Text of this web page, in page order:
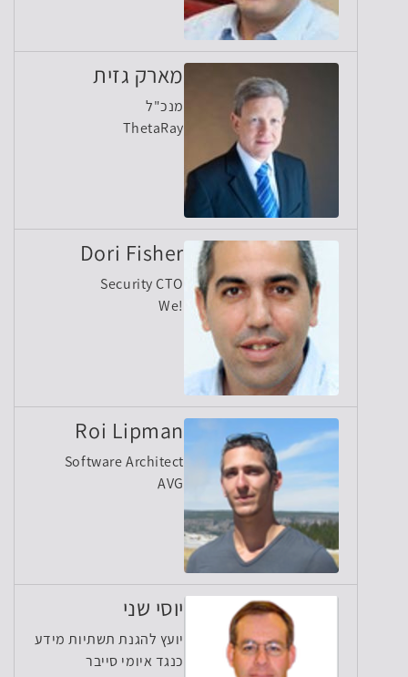
מארק גזית
מנכ"ל
ThetaRay
Dori Fisher
Security CTO
We!
Roi Lipman
Software Architect
AVG
יוסי שני
יועץ להגנת תשתיות מידע
כנגד איומי סייבר